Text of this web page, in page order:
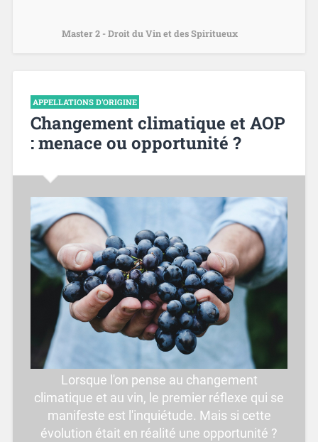
Master 2 - Droit du Vin et des Spiritueux
APPELLATIONS D'ORIGINE
Changement climatique et AOP
: menace ou opportunité ?
Lorsque l'on pense au changement
climatique et au vin, le premier réflexe qui se
manifeste est l'inquiétude. Mais si cette
évolution était en réalité une opportunité ?